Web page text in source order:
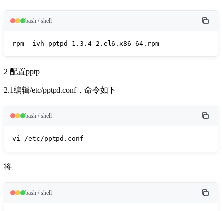
bash / shell
rpm -ivh pptpd-1.3.4-2.el6.x86_64.rpm
2 配置pptp
2.1编辑/etc/pptpd.conf，命令如下
bash / shell
vi /etc/pptpd.conf
将
bash / shell